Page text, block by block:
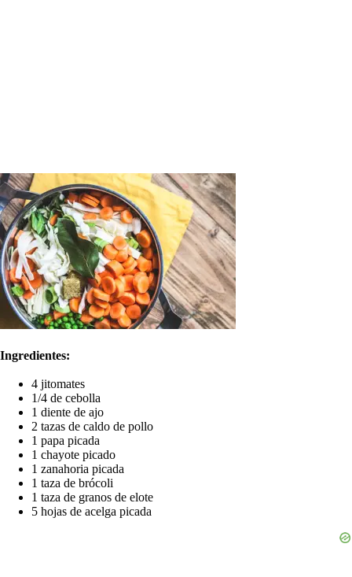
Ingredientes:
4 jitomates
1/4 de cebolla
1 diente de ajo
2 tazas de caldo de pollo
1 papa picada
1 chayote picado
1 zanahoria picada
1 taza de brócoli
1 taza de granos de elote
5 hojas de acelga picada